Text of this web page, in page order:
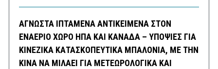
ΑΓΝΩΣΤΑ ΙΠΤΑΜΕΝΑ ΑΝΤΙΚΕΙΜΕΝΑ ΣΤΟΝ
ΕΝΑΕΡΙΟ ΧΩΡΟ ΗΠΑ ΚΑΙ ΚΑΝΑΔΑ – ΥΠΟΨΙΕΣ ΓΙΑ
ΚΙΝΕΖΙΚΑ ΚΑΤΑΣΚΟΠΕΥΤΙΚΑ ΜΠΑΛΟΝΙΑ, ΜΕ ΤΗΝ
ΚΙΝΑ ΝΑ ΜΙΛΑΕΙ ΓΙΑ ΜΕΤΕΩΡΟΛΟΓΙΚΑ ΚΑΙ